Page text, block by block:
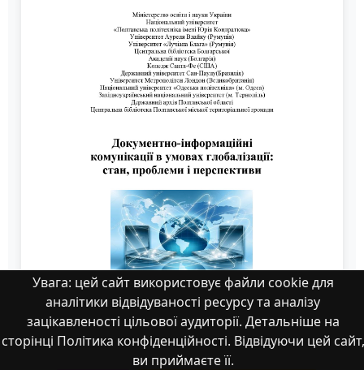
Увага: цей сайт використовує файли cookie для
аналітики відвідуваності ресурсу та аналізу
зацікавленості цільової аудиторії. Детальніше на
сторінці Політика конфіденційності. Відвідуючи цей сайт,
ви приймаєте її.